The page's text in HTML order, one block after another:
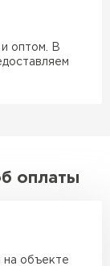
оптом. В
оплаты
на объекте